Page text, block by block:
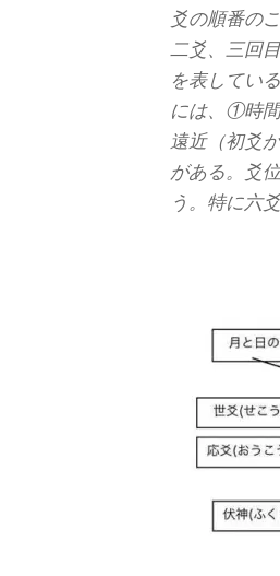
爻の順番の
二爻、三回
を表してい
には、①時
遠近（初爻
がある。爻
う。特に六